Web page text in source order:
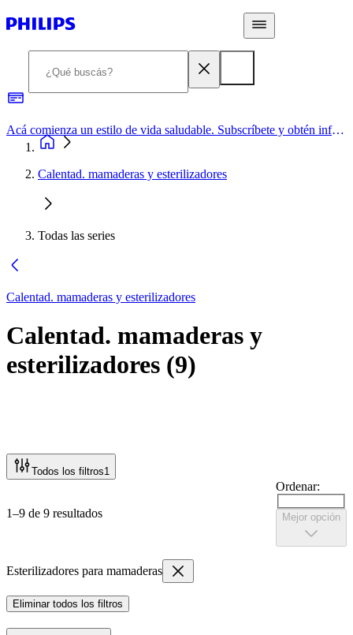
Acá comienza un estilo de vida saludable. Subscríbete y obtén información de primera mano
Calentad. mamaderas y esterilizadores
Todas las series
Calentad. mamaderas y esterilizadores
Calentad. mamaderas y
esterilizadores (9)
Todos los filtros1
1–9 de 9 resultados
Ordenar:
Mejor opción
Esterilizadores para mamaderas
Eliminar todos los filtros